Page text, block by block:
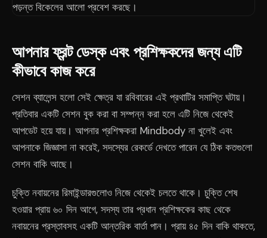
আপনার ফ্রন্ট ডেস্ক এবং প্রশিক্ষকদের জন্য এটি
কীভাবে কাজ করে
সেশন ব্যালেন্স হলো সেই ক্ষেত্র যা রবিবারের এই প্রথাটির সমাপ্তি ঘটায়।
প্রতিবার একটি সেশন বুক করা বা সম্পন্ন করা হলে এটি নিজে থেকেই
আপডেট হয়ে যায়। আপনার প্রশিক্ষকরা Mindbody না খুলেই এবং
আপনাকে জিজ্ঞাসা না করেই, সদস্যের রেকর্ডে দেখতে পারেন যে ঠিক কতগুলো
সেশন বাকি আছে।
চুক্তি নবায়নের রিমাইন্ডারগুলোও নিজে থেকেই চলতে থাকে। চুক্তি শেষ
হওয়ার প্রায় ৬০ দিন আগে, সদস্য তার প্রধান প্রশিক্ষকের কাছ থেকে
নবায়নের প্রস্তাবসহ একটি আন্তরিক বার্তা পান। প্রায় ৪৫ দিন বাকি থাকতে,